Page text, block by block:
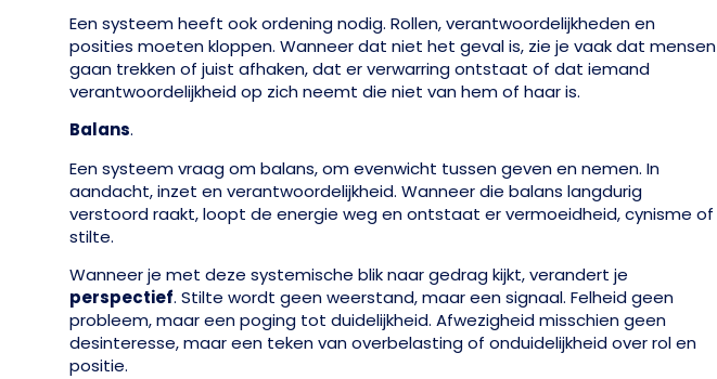
Een systeem heeft ook ordening nodig. Rollen, verantwoordelijkheden en
posities moeten kloppen. Wanneer dat niet het geval is, zie je vaak dat mensen
gaan trekken of juist afhaken, dat er verwarring ontstaat of dat iemand
verantwoordelijkheid op zich neemt die niet van hem of haar is.
Balans.
Een systeem vraag om balans, om evenwicht tussen geven en nemen. In
aandacht, inzet en verantwoordelijkheid. Wanneer die balans langdurig
verstoord raakt, loopt de energie weg en ontstaat er vermoeidheid, cynisme of
stilte.
Wanneer je met deze systemische blik naar gedrag kijkt, verandert je
perspectief. Stilte wordt geen weerstand, maar een signaal. Felheid geen
probleem, maar een poging tot duidelijkheid. Afwezigheid misschien geen
desinteresse, maar een teken van overbelasting of onduidelijkheid over rol en
positie.